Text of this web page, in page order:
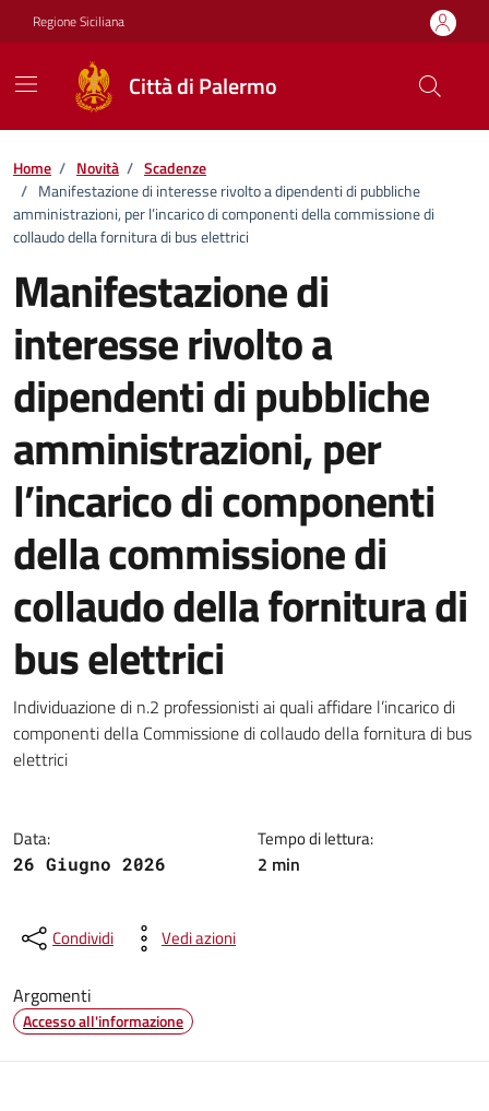
Vai ai contenuti
Vai al footer
Regione Siciliana
Città di Palermo
Home / Novità / Scadenze
/ Manifestazione di interesse rivolto a dipendenti di pubbliche
amministrazioni, per l’incarico di componenti della commissione di
collaudo della fornitura di bus elettrici
Manifestazione di
interesse rivolto a
dipendenti di pubbliche
amministrazioni, per
l’incarico di componenti
della commissione di
collaudo della fornitura di
bus elettrici
Dettagli della notizia
Individuazione di n.2 professionisti ai quali affidare l’incarico di
componenti della Commissione di collaudo della fornitura di bus
elettrici
Data:
26 Giugno 2026
Tempo di lettura:
2 min
Condividi Vedi azioni
Argomenti
Accesso all'informazione